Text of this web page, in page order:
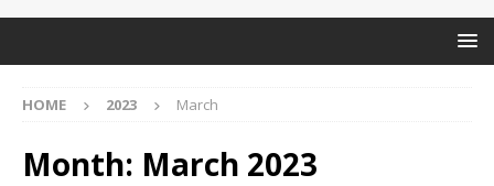
HOME 2023 March
Month: March 2023